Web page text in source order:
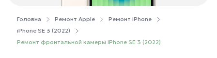
Головна Ремонт Apple
Ремонт iPhone
iPhone SE 3 (2022)
Ремонт фронтальной камеры iPhone SE 3 (2022)